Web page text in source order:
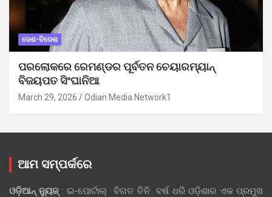
ଦେଶ-ବିଦେଶ
ପରଲୋକରେ ରେମଣ୍ଡର ପୂର୍ବତନ ଚେୟାରମ୍ୟାନ୍
ବିଜୟପତ ସିଂଘାନିଆ
March 29, 2026 Odian Media Network1
ଆମ ସମ୍ପର୍କରେ
ଓଡ଼ିଆନ୍‍ ନ୍ୟୁଜ୍‍: ଇ-ପୋର୍ଟାଲ୍ ବିଗତ ତିନି ବର୍ଷ ଧରି ଓଡ଼ିଶାର ଏକ ପ୍ରମୁଖ